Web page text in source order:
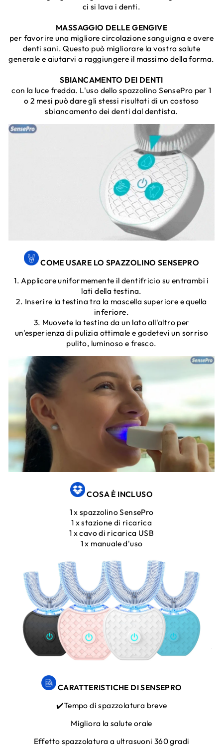
ci si lava i denti.
MASSAGGIO DELLE GENGIVE
per favorire una migliore circolazione sanguigna e avere
denti sani. Questo può migliorare la vostra salute
generale e aiutarvi a raggiungere il massimo della forma.
SBIANCAMENTO DEI DENTI
con la luce fredda. L'uso dello spazzolino SensePro per 1
o 2 mesi può dare gli stessi risultati di un costoso
sbiancamento dei denti dal dentista.
COME USARE LO SPAZZOLINO SENSEPRO
1. Applicare uniformemente il dentifricio su entrambi i
lati della testina.
2. Inserire la testina tra la mascella superiore e quella
inferiore.
3. Muovete la testina da un lato all'altro per
un'esperienza di pulizia ottimale e godetevi un sorriso
pulito, luminoso e fresco.
COSA È INCLUSO
1 x spazzolino SensePro
1 x stazione di ricarica
1 x cavo di ricarica USB
1 x manuale d'uso
CARATTERISTICHE DI SENSEPRO
✔️Tempo di spazzolatura breve
Migliora la salute orale
Effetto spazzolatura a ultrasuoni 360 gradi